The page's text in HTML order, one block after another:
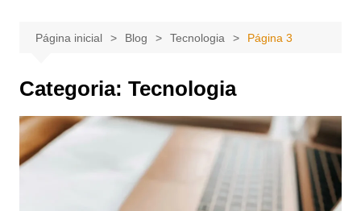
Página inicial Blog Tecnologia Página 3
Categoria: Tecnologia